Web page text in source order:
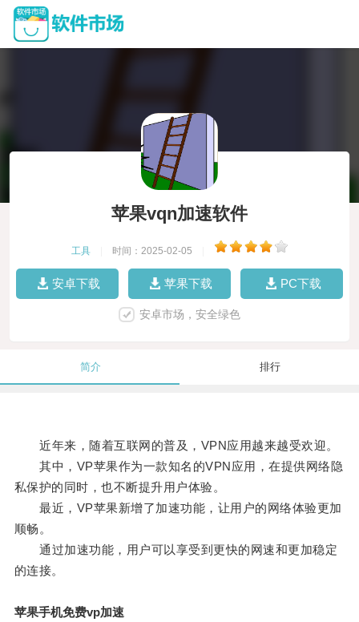
苹果vqn加速软件
工具 时间：2025-02-05
安卓下载 苹果下载 PC下载
安卓市场，安全绿色
简介 排行
近年来，随着互联网的普及，VPN应用越来越受欢迎。
其中，VP苹果作为一款知名的VPN应用，在提供网络隐
私保护的同时，也不断提升用户体验。
最近，VP苹果新增了加速功能，让用户的网络体验更加
顺畅。
通过加速功能，用户可以享受到更快的网速和更加稳定
的连接。
苹果手机免费vp加速